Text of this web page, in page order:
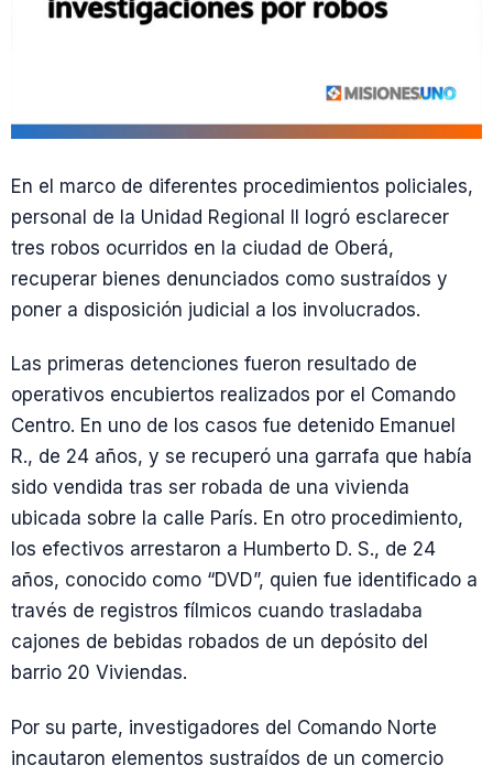
En el marco de diferentes procedimientos policiales,
personal de la Unidad Regional II logró esclarecer
tres robos ocurridos en la ciudad de Oberá,
recuperar bienes denunciados como sustraídos y
poner a disposición judicial a los involucrados.
Las primeras detenciones fueron resultado de
operativos encubiertos realizados por el Comando
Centro. En uno de los casos fue detenido Emanuel
R., de 24 años, y se recuperó una garrafa que había
sido vendida tras ser robada de una vivienda
ubicada sobre la calle París. En otro procedimiento,
los efectivos arrestaron a Humberto D. S., de 24
años, conocido como “DVD”, quien fue identificado a
través de registros fílmicos cuando trasladaba
cajones de bebidas robados de un depósito del
barrio 20 Viviendas.
Por su parte, investigadores del Comando Norte
incautaron elementos sustraídos de un comercio